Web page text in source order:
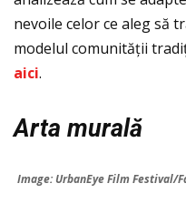
nevoile celor ce aleg să
modelul comunității
aici.
Arta murală
Image: UrbanEye Film Festival/